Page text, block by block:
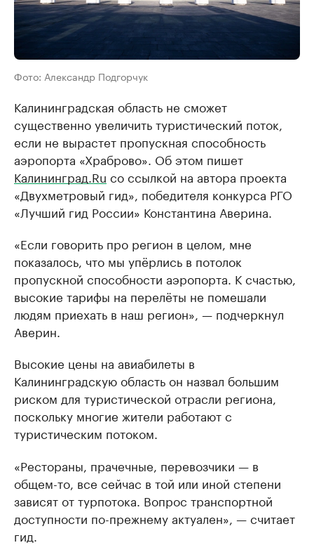
Фото: Александр Подгорчук
Калининградская область не сможет
существенно увеличить туристический поток,
если не вырастет пропускная способность
аэропорта «Храброво». Об этом пишет
Калининград.Ru со ссылкой на автора проекта
«Двухметровый гид», победителя конкурса РГО
«Лучший гид России» Константина Аверина.
«Если говорить про регион в целом, мне
показалось, что мы упёрлись в потолок
пропускной способности аэропорта. К счастью,
высокие тарифы на перелёты не помешали
людям приехать в наш регион», — подчеркнул
Аверин.
Высокие цены на авиабилеты в
Калининградскую область он назвал большим
риском для туристической отрасли региона,
поскольку многие жители работают с
туристическим потоком.
«Рестораны, прачечные, перевозчики — в
общем-то, все сейчас в той или иной степени
зависят от турпотока. Вопрос транспортной
доступности по-прежнему актуален», — считает
гид.